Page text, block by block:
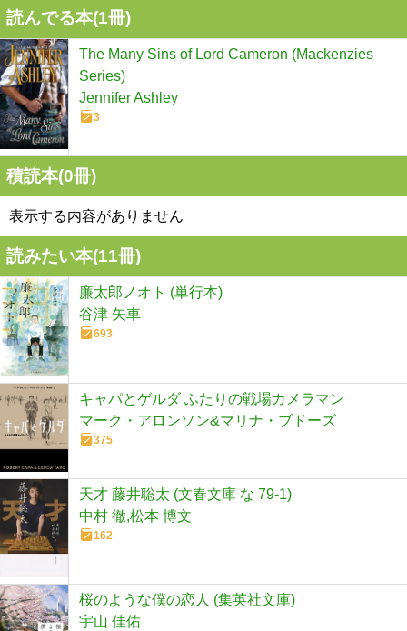
読んでる本(1冊)
The Many Sins of Lord Cameron (Mackenzies
Series)
Jennifer Ashley
3
積読本(0冊)
表示する内容がありません
読みたい本(11冊)
廉太郎ノオト (単行本)
谷津 矢車
693
キャパとゲルダ ふたりの戦場カメラマン
マーク・アロンソン&マリナ・ブドーズ
375
天才 藤井聡太 (文春文庫 な 79-1)
中村 徹,松本 博文
162
桜のような僕の恋人 (集英社文庫)
宇山 佳佑